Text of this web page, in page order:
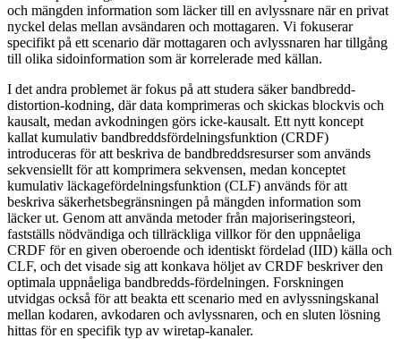
och mängden information som läcker till en avlyssnare när en privat
nyckel delas mellan avsändaren och mottagaren. Vi fokuserar
specifikt på ett scenario där mottagaren och avlyssnaren har tillgång
till olika sidoinformation som är korrelerade med källan.
I det andra problemet är fokus på att studera säker bandbredd-
distortion-kodning, där data komprimeras och skickas blockvis och
kausalt, medan avkodningen görs icke-kausalt. Ett nytt koncept
kallat kumulativ bandbreddsfördelningsfunktion (CRDF)
introduceras för att beskriva de bandbreddsresurser som används
sekvensiellt för att komprimera sekvensen, medan konceptet
kumulativ läckagefördelningsfunktion (CLF) används för att
beskriva säkerhetsbegränsningen på mängden information som
läcker ut. Genom att använda metoder från majoriseringsteori,
fastställs nödvändiga och tillräckliga villkor för den uppnåeliga
CRDF för en given oberoende och identiskt fördelad (IID) källa och
CLF, och det visade sig att konkava höljet av CRDF beskriver den
optimala uppnåeliga bandbredds-fördelningen. Forskningen
utvidgas också för att beakta ett scenario med en avlyssningskanal
mellan kodaren, avkodaren och avlyssnaren, och en sluten lösning
hittas för en specifik typ av wiretap-kanaler.